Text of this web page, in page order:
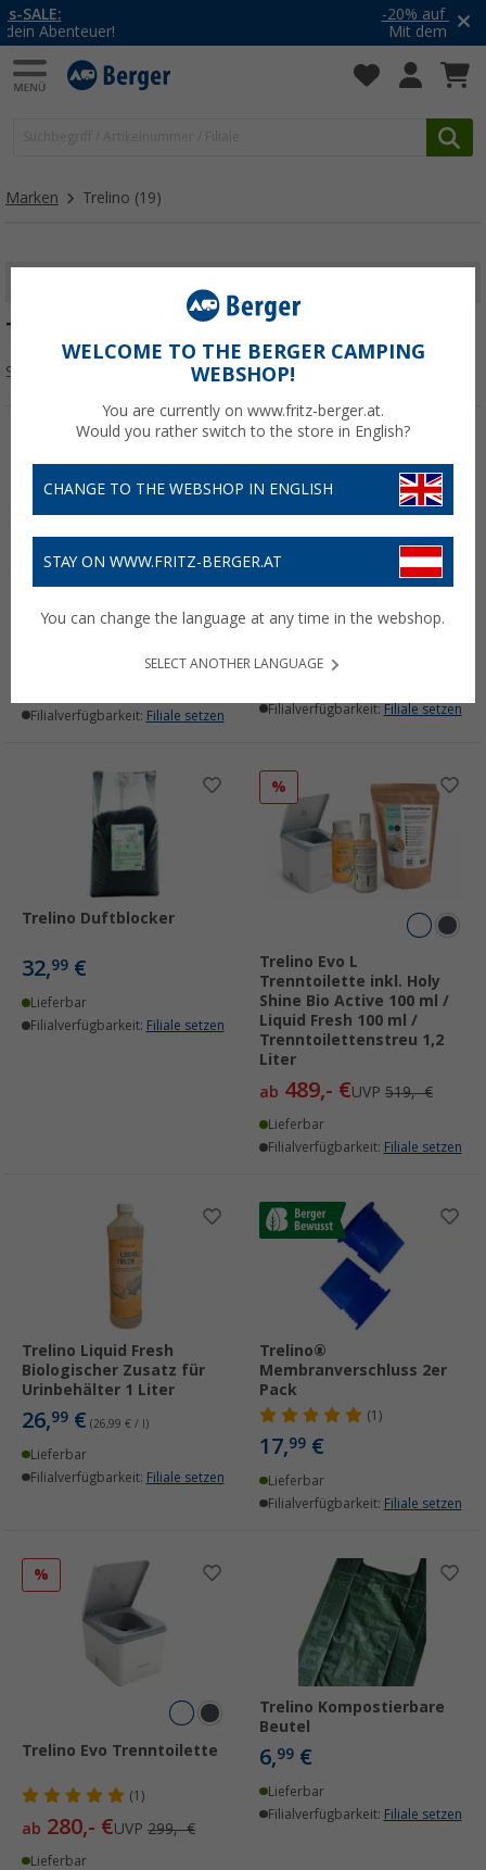
Marken Trelino (19)
TRELINO
Sortieren:
(1)
Filialverfügbarkeit: Filiale setzen
Liter
Filialverfügbarkeit: Filiale setzen
Trelino Duftblocker
32,99 €
Lieferbar
Filialverfügbarkeit: Filiale setzen
%
Trelino Evo L
Trenntoilette inkl. Holy
Shine Bio Active 100 ml /
Liquid Fresh 100 ml /
Trenntoilettenstreu 1,2
Liter
ab 489,- €UVP 519,- €
Lieferbar
Filialverfügbarkeit: Filiale setzen
Trelino Liquid Fresh
Biologischer Zusatz für
Urinbehälter 1 Liter
26,99 € (26,99 € / l)
Lieferbar
Filialverfügbarkeit: Filiale setzen
Trelino®
Membranverschluss 2er
Pack
(1)
17,99 €
Lieferbar
Filialverfügbarkeit: Filiale setzen
%
Trelino Evo Trenntoilette
(1)
ab 280,- €UVP 299,- €
Lieferbar
Trelino Kompostierbare
Beutel
6,99 €
Lieferbar
Filialverfügbarkeit: Filiale setzen
WELCOME TO THE BERGER CAMPING
WEBSHOP!
You are currently on www.fritz-berger.at.
Would you rather switch to the store in English?
CHANGE TO THE WEBSHOP IN ENGLISH
STAY ON WWW.FRITZ-BERGER.AT
You can change the language at any time in the webshop.
SELECT ANOTHER LANGUAGE